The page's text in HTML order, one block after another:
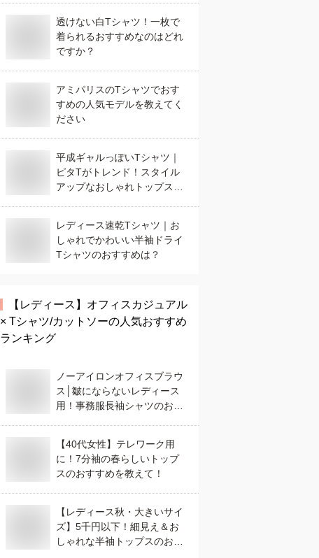
透けない白Tシャツ！一枚で
着られるおすすめなのはどれ
ですか？
アミパリスのTシャツでおす
すめの人気モデルを教えてく
ださい
平成ギャルっぽいTシャツ｜
ピタTがトレンド！スタイル
アップなおしゃれトップスの
レディース速乾Tシャツ｜お
しゃれでかわいい半袖ドライ
Tシャツのおすすめは？
【レディース】 オフィスカジュアル
× Tシャツ/カットソーの人気おすすめ
ランキング
ノーアイロンオフィスブラウ
ス│皺にならないレディース
用！事務服長袖シャツのおす
【40代女性】テレワーク用
に！7分袖の春らしいトップ
スのおすすめを教えて！
【レディース秋・大きいサイ
ズ】5千円以下！細見え＆お
しゃれな半袖トップスのおす